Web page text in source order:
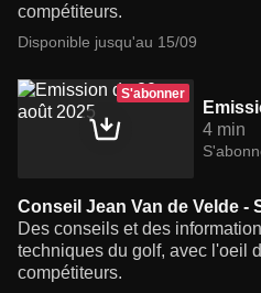
compétiteurs.
Disponible jusqu'au 15/09
S'abonner
4 min
Conseil Jean Van de Velde -
Des conseils et des
techniques du golf, avec l'oeil
compétiteurs.